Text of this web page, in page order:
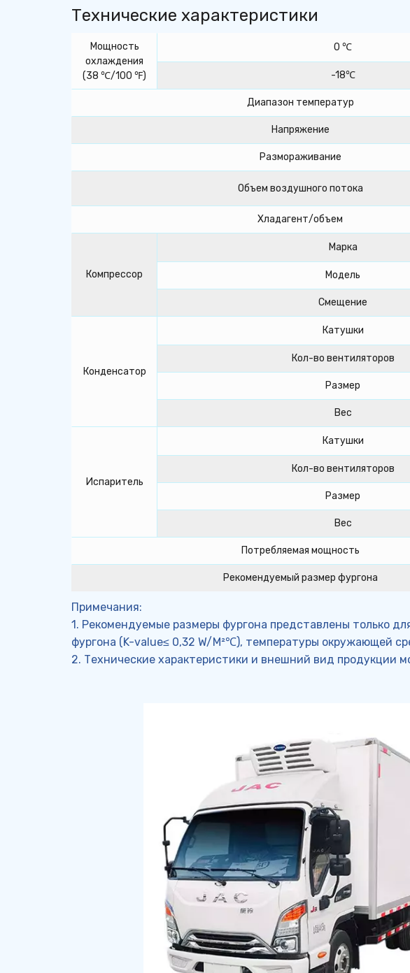
Технические характеристики
Мощность
охлаждения
(38 ℃/100 ℉)
0 ℃
-18℃
Диапазон температур
Напряжение
Размораживание
Объем воздушного потока
Хладагент/объем
Компрессор
Марка
Модель
Смещение
Конденсатор
Катушки
Кол-во вентиляторов
Размер
Вес
Испаритель
Катушки
Кол-во вентиляторов
Размер
Вес
Потребляемая мощность
Рекомендуемый размер фургона
Примечания:
1. Рекомендуемые размеры фургона представлены только
фургона (K-value≤ 0,32 W/M²℃), температуры окружающей
2. Технические характеристики и внешний вид продукции